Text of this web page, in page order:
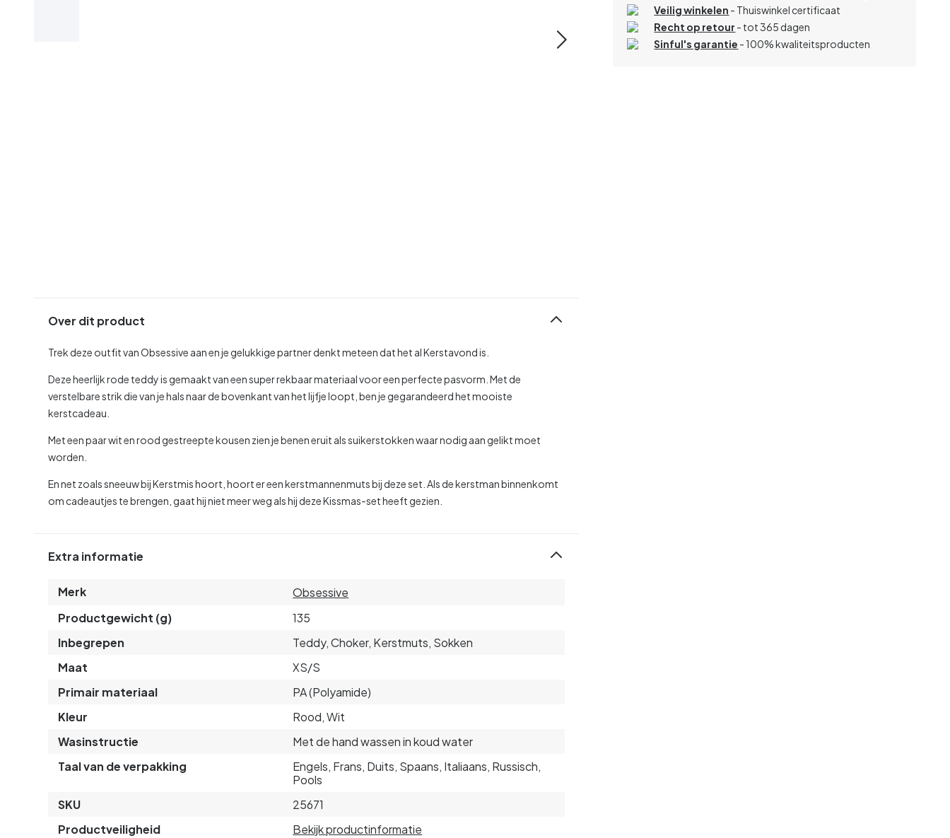
Veilig winkelen - Thuiswinkel certificaat
Recht op retour - tot 365 dagen
Sinful's garantie - 100% kwaliteitsproducten
Over dit product
Trek deze outfit van Obsessive aan en je gelukkige partner denkt meteen dat het al Kerstavond is.
Deze heerlijk rode teddy is gemaakt van een super rekbaar materiaal voor een perfecte pasvorm. Met de
verstelbare strik die van je hals naar de bovenkant van het lijfje loopt, ben je gegarandeerd het mooiste
kerstcadeau.
Met een paar wit en rood gestreepte kousen zien je benen eruit als suikerstokken waar nodig aan gelikt moet
worden.
En net zoals sneeuw bij Kerstmis hoort, hoort er een kerstmannenmuts bij deze set. Als de kerstman binnenkomt
om cadeautjes te brengen, gaat hij niet meer weg als hij deze Kissmas-set heeft gezien.
Extra informatie
Merk
Obsessive
Productgewicht (g)
135
Inbegrepen
Teddy, Choker, Kerstmuts, Sokken
Maat
XS/S
Primair materiaal
PA (Polyamide)
Kleur
Rood, Wit
Wasinstructie
Met de hand wassen in koud water
Taal van de verpakking
Engels, Frans, Duits, Spaans, Italiaans, Russisch,
Pools
SKU
25671
Productveiligheid
Bekijk productinformatie